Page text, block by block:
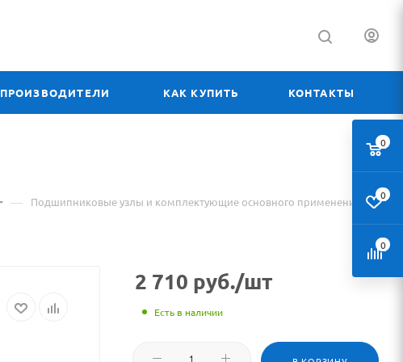
ПРОИЗВОДИТЕЛИ КАК КУПИТЬ КОНТАКТЫ
— Подшипниковые узлы и комплектующие основного применения
2 710 руб./шт
Есть в наличии
0
0
0